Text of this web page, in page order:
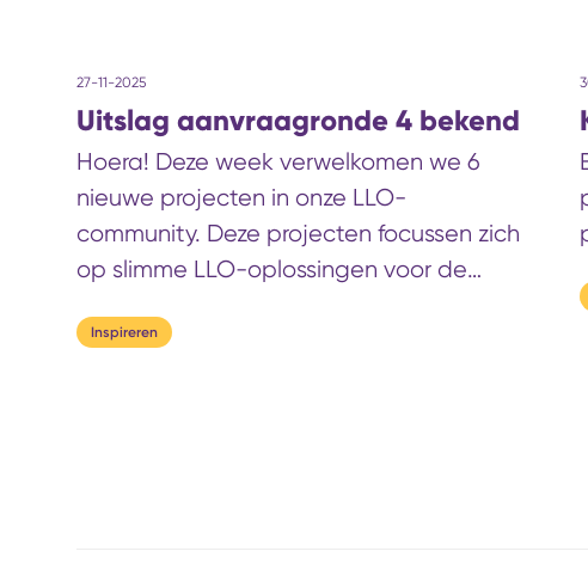
ontstaat om van Leven Lang
Ontwikkelen voor iedereen de
normaalste zaak van de wereld te
maken.
27-11-2025
Uitslag aanvraagronde 4 bekend
Hoera! Deze week verwelkomen we 6
nieuwe projecten in onze LLO-
community. Deze projecten focussen zich
op slimme LLO-oplossingen voor de
grondstoffentransitie.
Inspireren